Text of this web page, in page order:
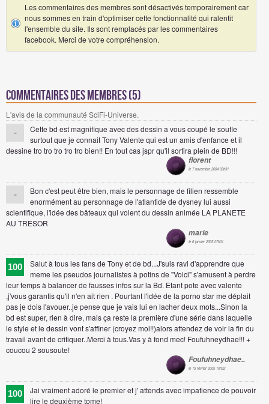
Les commentaires des membres sont désactivés temporairement car
nous sommes en train d'optimiser cette fonctionnalité qui ralentit
l'ensemble du site. Ils sont remplacés par les commentaires
facebook. Merci de votre compréhension.
Commentaires des membres (5)
L'avis de la communauté SciFi-Universe.
-
Cette bd est magnifique avec des dessin a vous coupé le soufle
surtout que je connait Tony Valente qui est un amis d'enfance et il
dessine tro tro tro tro tro bien!! En tout cas jspr qu'il sortira plein de BD!!!
florent
le 7 novembre 2004 09h31
-
Bon c'est peut être bien, mais le personnage de filien ressemble
enormément au personnage de l'atlantide de dysney lui aussi
scientifique, l'idée des bâteaux qui volent du dessin animée LA PLANETE
AU TRESOR
marie
le 6 janvier 2005 07h01
100
Salut à tous les fans de Tony et de bd...J'suis ravi d'apprendre que
meme les pseudos journalistes à potins de "Voici" s'amusent à perdre
leur temps à balancer de fausses infos sur la Bd. Etant pote avec valente
,j'vous garantis qu'il n'en ait rien . Pourtant l'idée de la porno star me déplait
pas je dois l'avouer..je pense que je vais lui en lacher deux mots...Sinon la
bd est super, rien à dire, mais ça reste la première d'une série dans laquelle
le style et le dessin vont s'affiner (croyez moi!!)alors attendez de voir la fin du
travail avant de critiquer..Merci à tous.Vas y à fond mec! Foufuhneydhae!!! +
coucou 2 sousoute!
Foufuhneydhae..
le 15 février 2005 10h32
100
Jai vraiment adoré le premier et j' attends avec impatience de pouvoir
lire le deuxième tome!